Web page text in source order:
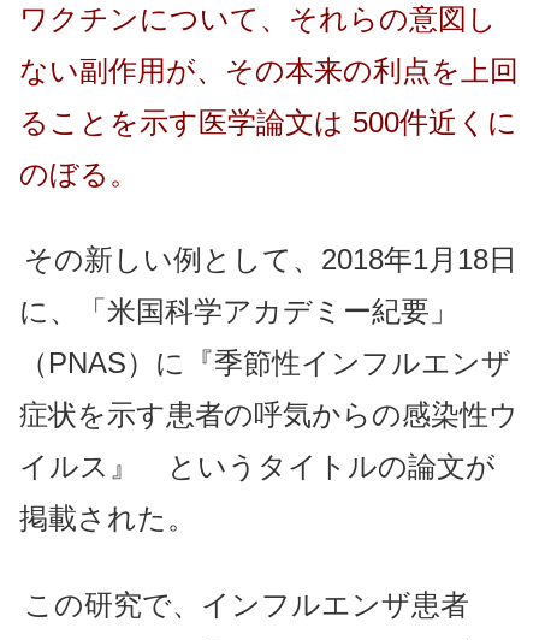
ワクチンについて、それらの意図し
ない副作用が、その本来の利点を上回
ることを示す医学論文は 500件近くに
のぼる。
その新しい例として、2018年1月18日
に、「米国科学アカデミー紀要」
（PNAS）に『季節性インフルエンザ
症状を示す患者の呼気からの感染性ウ
イルス』 というタイトルの論文が
掲載された。
この研究で、インフルエンザ患者